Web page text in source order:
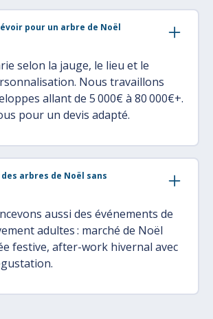
pour un arbre de Noël
selon la jauge, le lieu et le
Nous travaillons
allant de 5 000€ à 80 000€+.
pour un devis adapté.
arbres de Noël sans
aussi des événements de
adultes : marché de Noël
festive, after-work hivernal avec